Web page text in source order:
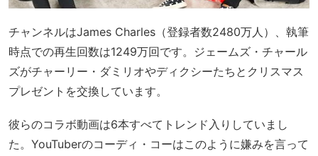
チャンネルはJames Charles（登録者数2480万人）、執筆
時点での再生回数は1249万回です。ジェームズ・チャール
ズがチャーリー・ダミリオやディクシーたちとクリスマス
プレゼントを交換しています。
彼らのコラボ動画は6本すべてトレンド入りしていまし
た。YouTuberのコーディ・コーはこのように嫌みを言って